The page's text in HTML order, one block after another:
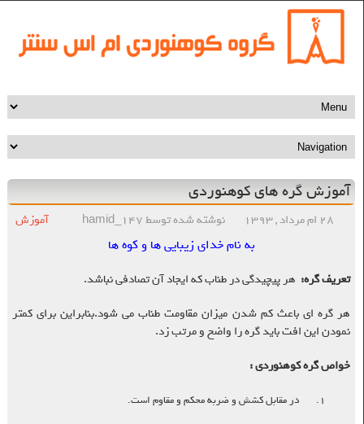
آموزش گره های کوهنوردی
۲۸ ام مرداد , ۱۳۹۳ نوشته شده توسط hamid_147 آموزش
به نام خدای زیبایی ها و کوه ها
تعریف گره: هر پیچیدگی در طناب که ایجاد آن تصادفی نباشد.
هر گره ای باعث کم شدن میزان مقاومت طناب می شود.بنابراین برای کمتر
نمودن این افت باید گره را واضح و مرتب زد.
خواص گره کوهنوردی:
.